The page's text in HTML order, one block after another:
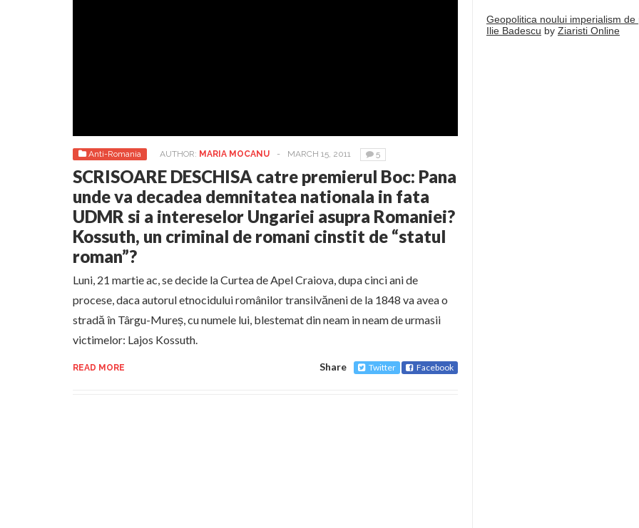
Anti-Romania AUTHOR: MARIA MOCANU - MARCH 15, 2011 5
SCRISOARE DESCHISA catre premierul Boc: Pana
unde va decadea demnitatea nationala in fata
UDMR si a intereselor Ungariei asupra Romaniei?
Kossuth, un criminal de romani cinstit de “statul
roman”?
Luni, 21 martie ac, se decide la Curtea de Apel Craiova, dupa cinci ani de
procese, daca autorul etnocidului românilor transilvăneni de la 1848 va avea o
stradă în Târgu-Mureș, cu numele lui, blestemat din neam in neam de urmasii
victimelor: Lajos Kossuth.
READ MORE Share Twitter Facebook
Geopolitica noului imperialism de
Ilie Badescu by Ziaristi Online